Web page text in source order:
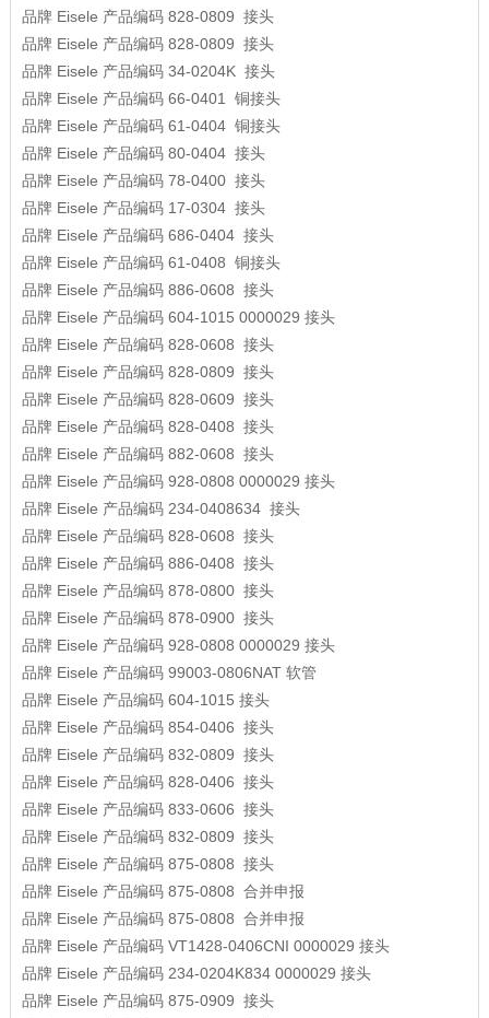
品牌 Eisele 产品编码 828-0809 接头
品牌 Eisele 产品编码 828-0809 接头
品牌 Eisele 产品编码 34-0204K 接头
品牌 Eisele 产品编码 66-0401
铜接头
品牌 Eisele 产品编码 61-0404 铜接头
品牌 Eisele 产品编码 80-0404 接头
品牌 Eisele 产品编码 78-0400 接头
品牌 Eisele 产品编码 17-0304 接头
品牌 Eisele 产品编码 686-0404 接头
品牌 Eisele 产品编码 61-0408 铜接头
品牌 Eisele 产品编码 886-0608 接头
品牌 Eisele 产品编码 604-1015 0000029 接头
品牌 Eisele 产品编码 828-0608 接头
品牌 Eisele 产品编码 828-0809 接头
品牌 Eisele 产品编码 828-0609 接头
品牌 Eisele 产品编码 828-0408 接头
品牌 Eisele 产品编码 882-0608 接头
品牌 Eisele 产品编码 928-0808 0000029 接头
品牌 Eisele 产品编码 234-0408634 接头
品牌 Eisele 产品编码 828-0608 接头
品牌 Eisele 产品编码 886-0408 接头
品牌 Eisele 产品编码 878-0800 接头
品牌 Eisele 产品编码 878-0900 接头
品牌 Eisele 产品编码 928-0808 0000029 接头
品牌 Eisele 产品编码 99003-0806NAT 软管
品牌 Eisele 产品编码 604-1015 接头
品牌 Eisele 产品编码 854-0406 接头
品牌 Eisele 产品编码 832-0809 接头
品牌 Eisele 产品编码 828-0406 接头
品牌 Eisele 产品编码 833-0606 接头
品牌 Eisele 产品编码 832-0809 接头
品牌 Eisele 产品编码 875-0808 接头
品牌 Eisele 产品编码 875-0808 合并申报
品牌 Eisele 产品编码 875-0808 合并申报
品牌 Eisele 产品编码 VT1428-0406CNI 0000029 接头
品牌 Eisele 产品编码 234-0204K834 0000029 接头
品牌 Eisele 产品编码 875-0909 接头